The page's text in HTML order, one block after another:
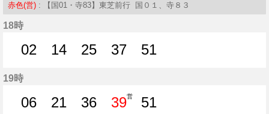
赤色(営) : 【国01・寺83】東芝前行 国０１、寺８３
18時
02
14
25
37
51
19時
06
21
36
39営
51